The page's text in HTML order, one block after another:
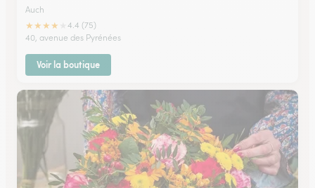
Auch
★★★★
4.4 (75)
40, avenue des Pyrénées
Voir la boutique